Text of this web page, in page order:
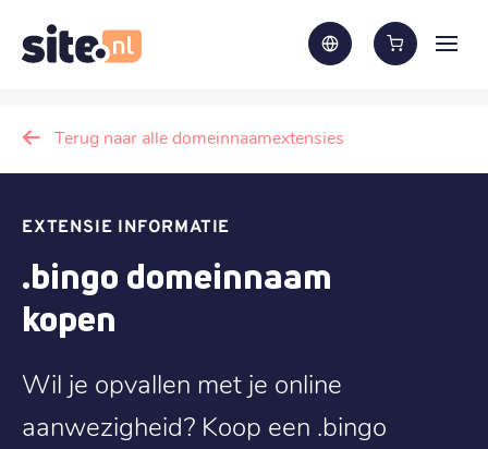
Terug naar alle domeinnaamextensies
EXTENSIE INFORMATIE
.bingo domeinnaam
kopen
Wil je opvallen met je online
aanwezigheid? Koop een .bingo